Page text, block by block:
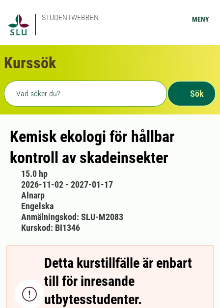
STUDENTWEBBEN MENY
Kurssök
Fritext sökning
Sök
Kemisk ekologi för hållbar
kontroll av skadeinsekter
15.0 hp
2026-11-02 - 2027-01-17
Alnarp
Engelska
Anmälningskod: SLU-M2083
Kurskod: BI1346

Detta kurstillfälle är enbart
till för inresande
utbytesstudenter.